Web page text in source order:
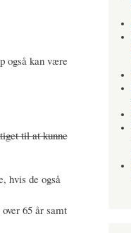
også kan være
til at kunne
hvis de også
65 år samt